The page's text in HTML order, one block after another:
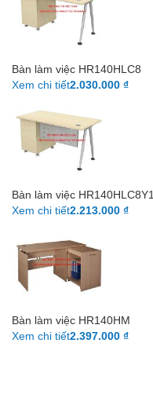
Bàn làm việc HR140HLC8
Xem chi tiết2.030.000 ₫
Bàn làm việc HR140HLC8Y1
Xem chi tiết2.213.000 ₫
Bàn làm việc HR140HM
Xem chi tiết2.397.000 ₫